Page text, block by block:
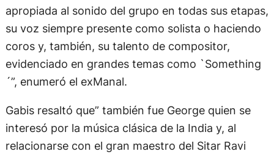
apropiada al sonido del grupo en todas sus etapas,
su voz siempre presente como solista o haciendo
coros y, también, su talento de compositor,
evidenciado en grandes temas como `Something
´”, enumeró el exManal.
Gabis resaltó que” también fue George quien se
interesó por la música clásica de la India y, al
relacionarse con el gran maestro del Sitar Ravi